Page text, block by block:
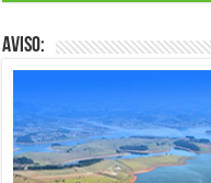
AVISO: